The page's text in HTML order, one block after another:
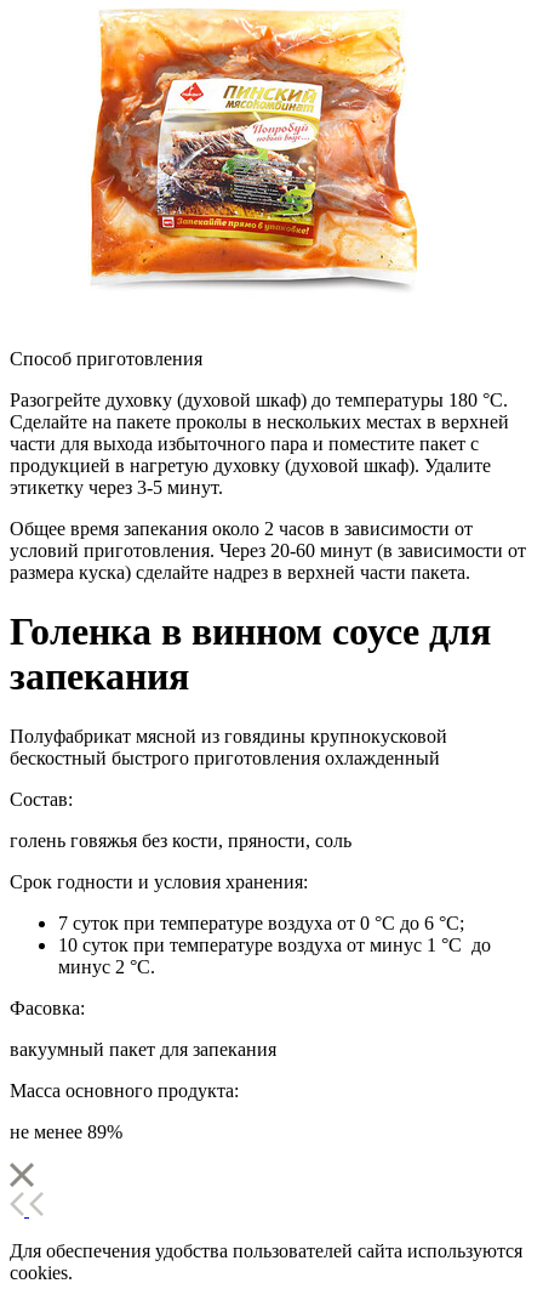
Способ приготовления
Разогрейте духовку (духовой шкаф) до температуры 180 °С.
Сделайте на пакете проколы в нескольких местах в верхней
части для выхода избыточного пара и поместите пакет с
продукцией в нагретую духовку (духовой шкаф). Удалите
этикетку через 3-5 минут.
Общее время запекания около 2 часов в зависимости от
условий приготовления. Через 20-60 минут (в зависимости от
размера куска) сделайте надрез в верхней части пакета.
Голенка в винном соусе для
запекания
Полуфабрикат мясной из говядины крупнокусковой
бескостный быстрого приготовления охлажденный
Состав:
голень говяжья без кости, пряности, соль
Срок годности и условия хранения:
7 суток при температуре воздуха от 0 °С до 6 °С;
10 суток при температуре воздуха от минус 1 °С до
минус 2 °С.
Фасовка:
вакуумный пакет для запекания
Масса основного продукта:
не менее 89%
Для обеспечения удобства пользователей сайта используются
cookies.